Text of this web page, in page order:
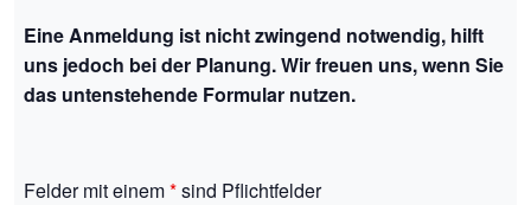
Eine Anmeldung ist nicht zwingend notwendig, hilft
uns jedoch bei der Planung. Wir freuen uns, wenn Sie
das untenstehende Formular nutzen.
Felder mit einem*sind Pflichtfelder